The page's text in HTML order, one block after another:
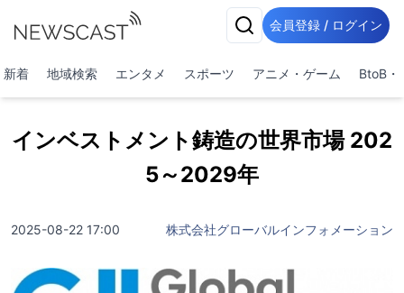
会員登録 / ログイン
新着 地域検索 エンタメ スポーツ アニメ・ゲーム BtoB・
インベストメント鋳造の世界市場 202
5～2029年
2025-08-22 17:00 株式会社グローバルインフォメーション